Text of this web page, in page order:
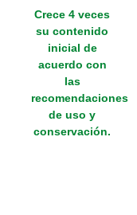
Crece 4 veces
su contenido
inicial de
acuerdo con
las
recomendaciones
de uso y
conservación.